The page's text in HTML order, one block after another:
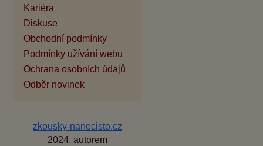
Kariéra
Diskuse
Obchodní podmínky
Podmínky užívání webu
Ochrana osobních údajů
Odběr novinek
zkousky-nanecisto.cz
2024, autorem